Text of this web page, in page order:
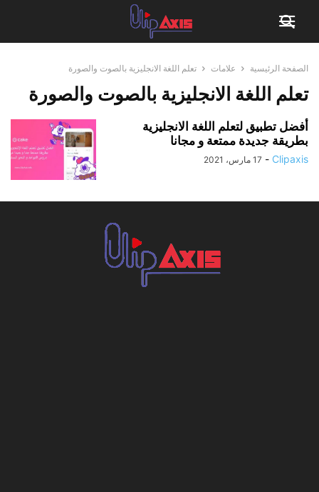
الصفحة الرئيسية علامات تعلم اللغة الانجليزية بالصوت والصورة
تعلم اللغة الانجليزية بالصوت والصورة
أفضل تطبيق لتعلم اللغة الانجليزية
بطريقة جديدة ممتعة و مجانا
Clipaxis
- 17 مارس، 2021